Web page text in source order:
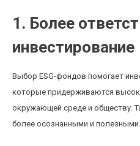
1. Более
инвестирование
Выбор ESG-фондов помогает
которые придерживаются
окружающей среде и обществу.
более осознанными и полезными.